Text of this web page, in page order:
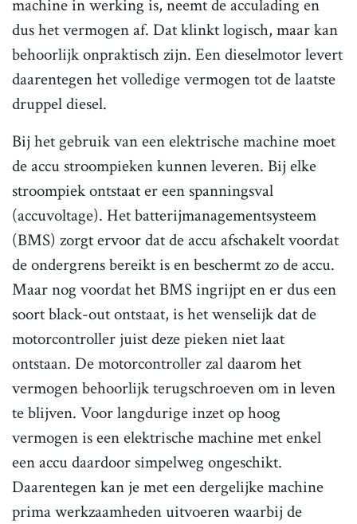
machine in werking is, neemt de acculading en
dus het vermogen af. Dat klinkt logisch, maar kan
behoorlijk onpraktisch zijn. Een dieselmotor levert
daarentegen het volledige vermogen tot de laatste
druppel diesel.
Bij het gebruik van een elektrische machine moet
de accu stroompieken kunnen leveren. Bij elke
stroompiek ontstaat er een spanningsval
(accuvoltage). Het batterijmanagementsysteem
(BMS) zorgt ervoor dat de accu afschakelt voordat
de ondergrens bereikt is en beschermt zo de accu.
Maar nog voordat het BMS ingrijpt en er dus een
soort black-out ontstaat, is het wenselijk dat de
motorcontroller juist deze pieken niet laat
ontstaan. De motorcontroller zal daarom het
vermogen behoorlijk terugschroeven om in leven
te blijven. Voor langdurige inzet op hoog
vermogen is een elektrische machine met enkel
een accu daardoor simpelweg ongeschikt.
Daarentegen kan je met een dergelijke machine
prima werkzaamheden uitvoeren waarbij de